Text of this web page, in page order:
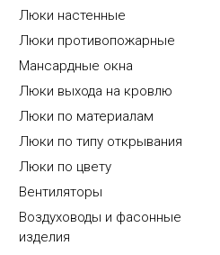
Люки настенные
Люки противопожарные
Мансардные окна
Люки выхода на кровлю
Люки по материалам
Люки по типу открывания
Люки по цвету
Вентиляторы
Воздуховоды и фасонные
изделия